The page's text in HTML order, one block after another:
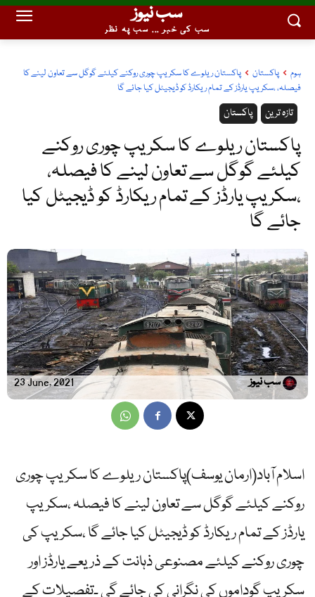
سب نیوز
سب کی خبر ... سب پہ نظر
ہوم پاکستان
پاکستان ریلوے کا سکریپ چوری روکنے کیلئے گوگل سے تعاون لینے کا
فیصلہ، ،سکریپ یارڈز کے تمام ریکارڈ کو ڈیجیٹل کیا جائے گا
پاکستان تازہ ترین
پاکستان ریلوے کا سکریپ چوری روکنے
کیلئے گوگل سے تعاون لینے کا فیصلہ،
،سکریپ یارڈز کے تمام ریکارڈ کو ڈیجیٹل کیا
جائے گا
23 June, 2021 سب نیوز
اسلام آباد(ارمان یوسف)پاکستان ریلوے کا سکریپ چوری
روکنے کیلئے گوگل سے تعاون لینے کا فیصلہ ،سکریپ
یارڈز کے تمام ریکارڈ کو ڈیجیٹل کیا جائے گا ،سکریپ کی
چوری روکنے کیلئے مصنوعی ذہانت کے ذریعے یارڈز اور
سکریپ گوداموں کی نگرانی کی جائے گی ۔تفصیلات کے